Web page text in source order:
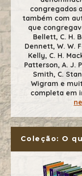
congregados
também com
que
Bellett, C. H.
Dennett, W. W.
Kelly, C. H.
Patterson, A. J.
Smith, C.
Wigram e
completa em
Coleção: O